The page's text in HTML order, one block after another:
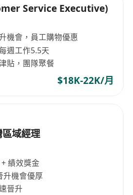
；
收集、分析能力与公文写作
，能高效推动跨部门及对外
Service Executive)
機會，員工購物優惠
週工作5.5天
貼，團隊聚餐
$18K-22K/月
域經理
績效獎金
升機會優厚
晉升